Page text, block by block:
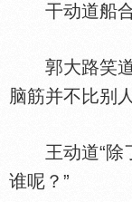
干动道船合
郭大路笑道“
脑筋并不比别
王动道“除了
谁呢？”